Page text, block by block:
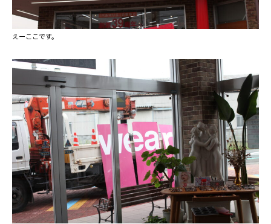
えーここです。